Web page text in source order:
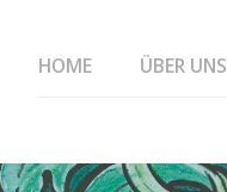
HOME ÜBER UNS